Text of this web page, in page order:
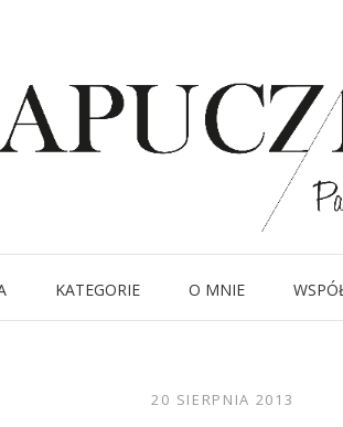
KATEGORIE O MNIE
20 SIERPNIA 2013